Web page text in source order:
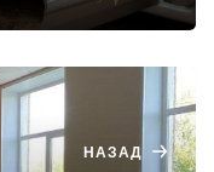
НАЗАД